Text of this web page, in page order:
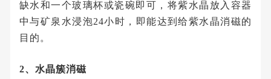
缺水和一个玻璃杯或瓷碗即可，将紫水晶放入容器
中与矿泉水浸泡24小时，即能达到给紫水晶消磁的
目的。
2、水晶簇消磁